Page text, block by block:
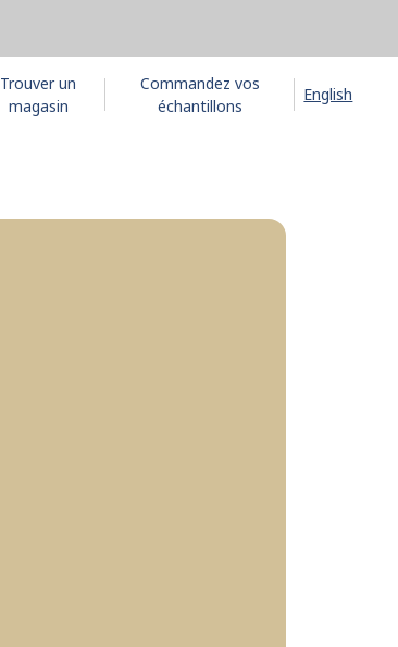
Trouver un
magasin
Commandez vos
échantillons
English